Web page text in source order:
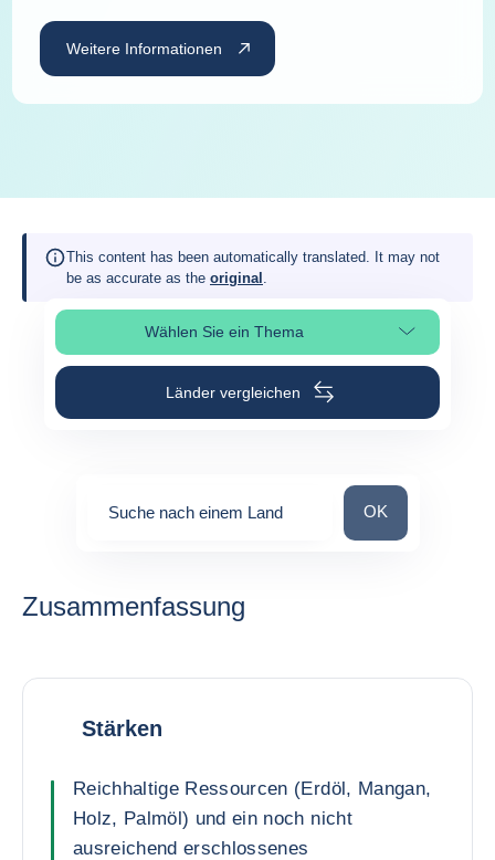
Weitere Informationen
This content has been automatically translated. It may not
be as accurate as the original .
Wählen Sie ein ThemaSeitenabschnitt auswählen
Länder vergleichen
Suche nach einem Land Suche nach
OK
Zusammenfassung
Stärken
Reichhaltige Ressourcen (Erdöl, Mangan,
Holz, Palmöl) und ein noch nicht
ausreichend erschlossenes